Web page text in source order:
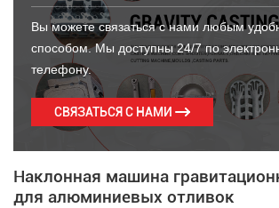
Вы можете связаться с нами любым
способом. Мы доступны 24/7 по
телефону.
СВЯЗАТЬСЯ С НАМИ
Наклонная машина
для алюминиевых отливок